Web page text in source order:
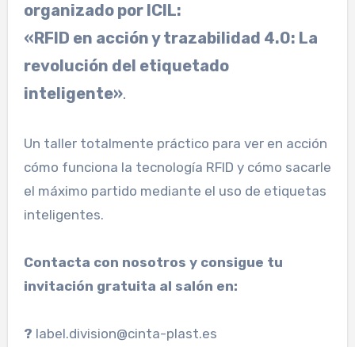
organizado por ICIL:
«RFID en acción y trazabilidad 4.0: La
revolución del etiquetado
inteligente».
Un taller totalmente práctico para ver en acción
cómo funciona la tecnología RFID y cómo sacarle
el máximo partido mediante el uso de etiquetas
inteligentes.
Contacta con nosotros y consigue tu
invitación gratuita al salón en:
? label.division@cinta-plast.es